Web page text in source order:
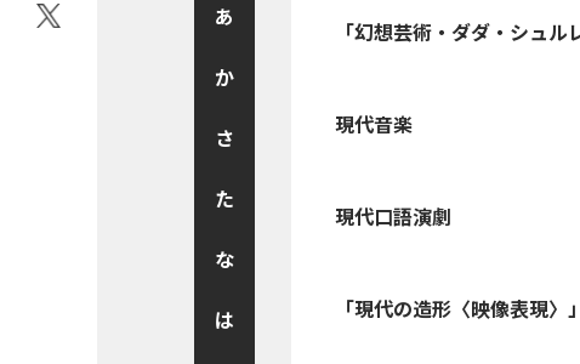
あ
か
さ
た
な
は
「幻想芸術・ダダ・シュル
現代音楽
現代口語演劇
「現代の造形〈映像表現〉